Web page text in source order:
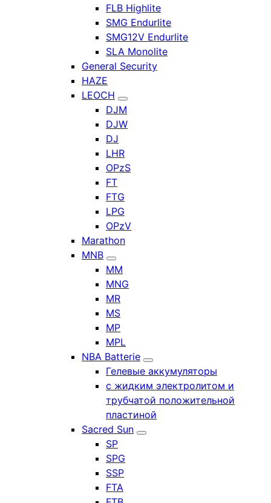
FLB Highlite
SMG Endurlite
SMG12V Endurlite
SLA Monolite
General Security
HAZE
LEOCH
DJM
DJW
DJ
LHR
OPzS
FT
FTG
LPG
OPzV
Marathon
MNB
MM
MNG
MR
MS
MP
MPL
NBA Batterie
Гелевые аккумуляторы
с жидким электролитом и
трубчатой положительной
пластиной
Sacred Sun
SP
SPG
SSP
FTA